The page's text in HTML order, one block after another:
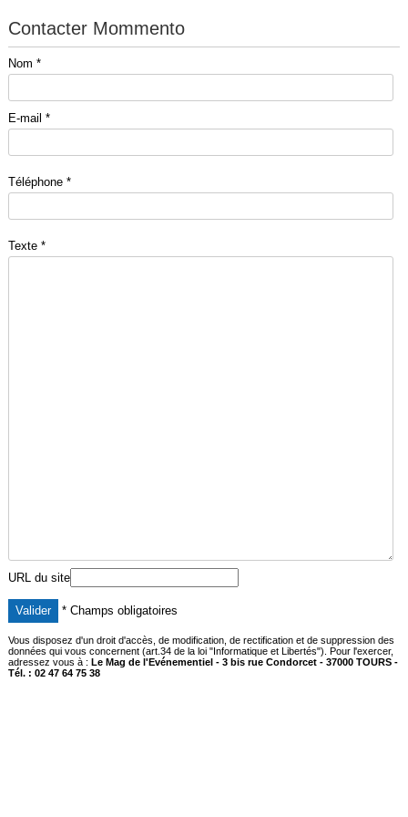
Contacter Mommento
Nom *
E-mail *
Téléphone *
Texte *
URL du site
* Champs obligatoires
Vous disposez d'un droit d'accès, de modification, de rectification et de suppression des
données qui vous concernent (art.34 de la loi "Informatique et Libertés"). Pour l'exercer,
adressez vous à : Le Mag de l'Evénementiel - 3 bis rue Condorcet - 37000 TOURS -
Tél. : 02 47 64 75 38